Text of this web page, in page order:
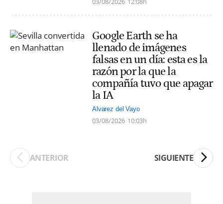
Google Earth se ha
llenado de imágenes
falsas en un día: esta es la
razón por la que la
compañía tuvo que apagar
la IA
Alvarez del Vayo
03/08/2026 10:03h
ANTERIOR SIGUIENTE